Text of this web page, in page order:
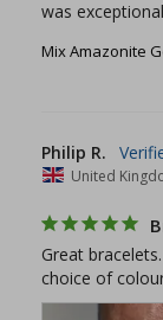
was
Mix Amazonite
Philip R.
United
Great
choice of